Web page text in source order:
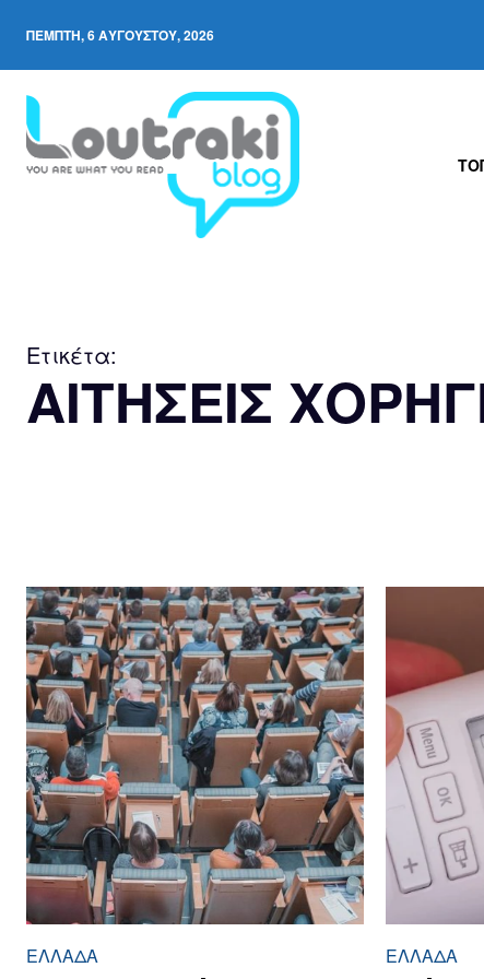
ΠΈΜΠΤΗ, 6 ΑΥΓΟΎΣΤΟΥ, 2026
Ετικέτα:
ΑΙΤΗΣΕΙΣ
ΕΛΛΆΔΑ ΕΛΛΆΔΑ